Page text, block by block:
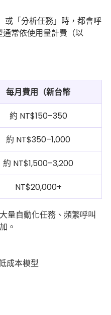
「分析任務」時，都會呼
通常依使用量計費（以
每月費用（新台幣
約 NT$150–350
約 NT$350–1,000
約 NT$1,500–3,200
NT$20,000+
量自動化任務、頻繁呼叫
。
成本模型